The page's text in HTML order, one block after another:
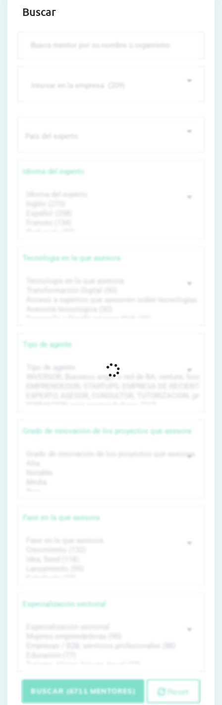
Buscar
Idioma del experto
Tecnología en la que asesora
Tipo de agente
Grado de innovación de los proyectos que asesora
Fase en la que asesora
Especialización sectorial
BUSCAR (6711 MENTORES) Reset